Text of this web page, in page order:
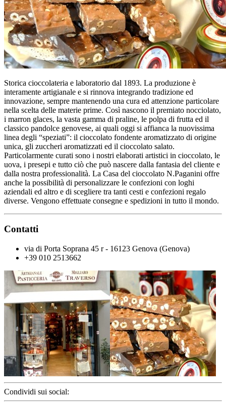
Storica cioccolateria e laboratorio dal 1893. La produzione è
interamente artigianale e si rinnova integrando tradizione ed
innovazione, sempre mantenendo una cura ed attenzione particolare
nella scelta delle materie prime. Così nascono il premiato nocciolato,
i marron glaces, la vasta gamma di praline, le polpa di frutta ed il
classico pandolce genovese, ai quali oggi si affianca la nuovissima
linea degli “speziati”: il cioccolato fondente aromatizzato di origine
unica, gli zuccheri aromatizzati ed il cioccolato salato.
Particolarmente curati sono i nostri elaborati artistici in cioccolato, le
uova, i presepi e tutto ciò che può nascere dalla fantasia del cliente e
dalla nostra professionalità. La Casa del cioccolato N.Paganini offre
anche la possibilità di personalizzare le confezioni con loghi
aziendali ed altro e di scegliere tra tanti cesti e confezioni regalo
diverse. Vengono effettuate consegne e spedizioni in tutto il mondo.
Contatti
via di Porta Soprana 45 r - 16123 Genova (Genova)
+39 010 2513662
Condividi sui social: